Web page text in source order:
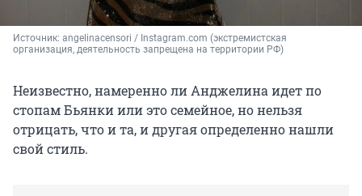
Источник: angelinacensori / Instagram.com (экстремистская
организация, деятельность запрещена на территории РФ)
Неизвестно, намеренно ли Анджелина идет по
стопам Бьянки или это семейное, но нельзя
отрицать, что и та, и другая определенно нашли
свой стиль.